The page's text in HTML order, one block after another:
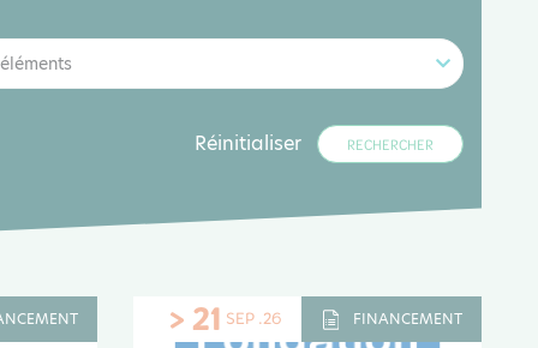
Réinitialiser RECHERCHER
> 21 SEP .26 FINANCEMENT